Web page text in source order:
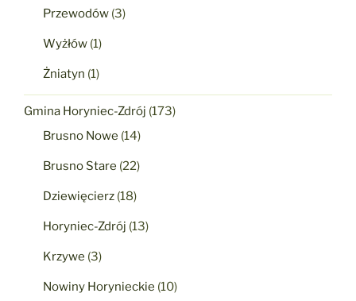
Przewodów (3)
Wyżłów (1)
Żniatyn (1)
Gmina Horyniec-Zdrój (173)
Brusno Nowe (14)
Brusno Stare (22)
Dziewięcierz (18)
Horyniec-Zdrój (13)
Krzywe (3)
Nowiny Horynieckie (10)